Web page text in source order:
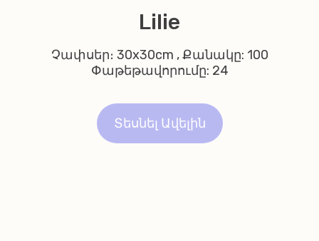
Lilie
Չափսեր։ 30x30cm , Քանակը: 100
Փաթեթավորումը: 24
Տեսնել Ավելին